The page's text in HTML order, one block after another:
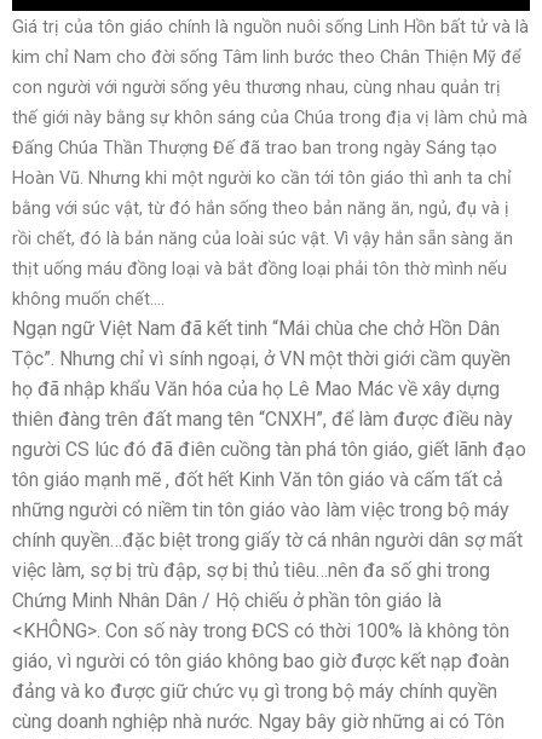
Giá trị của tôn giáo chính là nguồn nuôi sống Linh Hồn bất tử và là
kim chỉ Nam cho đời sống Tâm linh bước theo Chân Thiện Mỹ để
con người với người sống yêu thương nhau, cùng nhau quản trị
thế giới này bằng sự khôn sáng của Chúa trong địa vị làm chủ mà
Đấng Chúa Thần Thượng Đế đã trao ban trong ngày Sáng tạo
Hoàn Vũ. Nhưng khi một người ko cần tới tôn giáo thì anh ta chỉ
bằng với súc vật, từ đó hắn sống theo bản năng ăn, ngủ, đụ và ị
rồi chết, đó là bản năng của loài súc vật. Vì vậy hắn sẵn sàng ăn
thịt uống máu đồng loại và bắt đồng loại phải tôn thờ mình nếu
không muốn chết….
Ngạn ngữ Việt Nam đã kết tinh “Mái chùa che chở Hồn Dân
Tộc”. Nhưng chỉ vì sính ngoại, ở VN một thời giới cầm quyền
họ đã nhập khẩu Văn hóa của họ Lê Mao Mác về xây dựng
thiên đàng trên đất mang tên “CNXH”, để làm được điều này
người CS lúc đó đã điên cuồng tàn phá tôn giáo, giết lãnh đạo
tôn giáo mạnh mẽ , đốt hết Kinh Văn tôn giáo và cấm tất cả
những người có niềm tin tôn giáo vào làm việc trong bộ máy
chính quyền…đặc biệt trong giấy tờ cá nhân người dân sợ mất
việc làm, sợ bị trù đập, sợ bị thủ tiêu…nên đa số ghi trong
Chứng Minh Nhân Dân / Hộ chiếu ở phần tôn giáo là
<KHÔNG>. Con số này trong ĐCS có thời 100% là không tôn
giáo, vì người có tôn giáo không bao giờ được kết nạp đoàn
đảng và ko được giữ chức vụ gì trong bộ máy chính quyền
cùng doanh nghiệp nhà nước. Ngay bây giờ những ai có Tôn